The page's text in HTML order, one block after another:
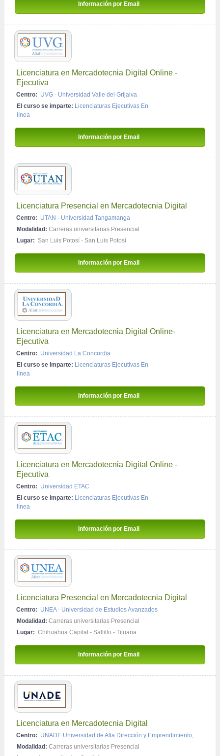
Publicidad y Relaciones Públicas
Investigación de Mercados
Mercadotecnia de Producto – Branding
Veracruz
Información por Email
Licenciatura en Mercadotecnia Digital Online -
Ejecutiva
Centro: UVG - Universidad Valle del Grijalva
El curso se imparte: Licenciaturas Ejecutivas En
línea
Información por Email
Licenciatura Presencial en Mercadotecnia Digital
Centro: UTAN - Universidad Tangamanga
Modalidad: Carreras universitarias Presencial
Lugar: San Luis Potosí - San Luis Potosí
Información por Email
Licenciatura en Mercadotecnia Digital Online-
Ejecutiva
Centro: Universidad La Concordia
El curso se imparte: Licenciaturas Ejecutivas En
línea
Información por Email
Licenciatura en Mercadotecnia Digital Online -
Ejecutiva
Centro: Universidad ETAC
El curso se imparte: Licenciaturas Ejecutivas En
línea
Información por Email
Licenciatura Presencial en Mercadotecnia Digital
Centro: UNEA - Universidad de Estudios Avanzados
Modalidad: Carreras universitarias Presencial
Lugar: Chihuahua Capital - Saltillo - Tijuana
Información por Email
Licenciatura en Mercadotecnia Digital
Centro: UNADE Universidad de Alta Dirección y Emprendimiento,
Modalidad: Carreras universitarias Presencial